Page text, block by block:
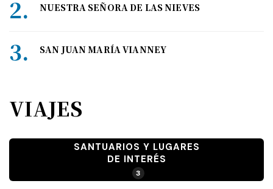
NUESTRA SEÑORA DE LAS NIEVES
SAN JUAN MARÍA VIANNEY
VIAJES
SANTUARIOS Y LUGARES
DE INTERÉS
3